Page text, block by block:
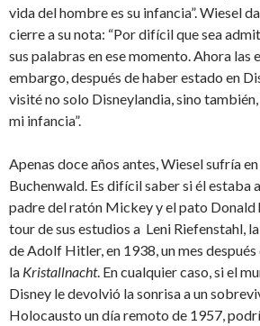
vida del hombre es su infancia”. Wiesel
cierre a su nota: “Por difícil que sea
sus palabras en ese momento. Ahora las
embargo, después de haber estado en
visité no solo Disneylandia, sino
mi infancia”.
Apenas doce años antes, Wiesel sufría
Buchenwald. Es difícil saber si él estaba
padre del ratón Mickey y el pato Donald
tour de sus estudios a Leni Riefenstahl,
de Adolf Hitler, en 1938, un mes
la Kristallnacht. En cualquier caso, si el
Disney le devolvió la sonrisa a un
Holocausto un día remoto de 1957,